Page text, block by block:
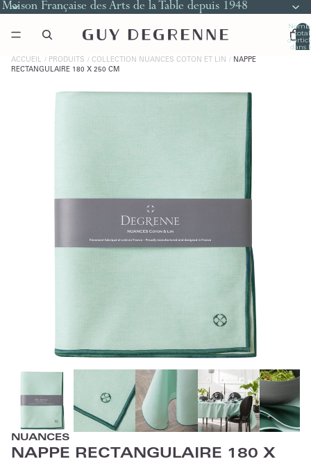
Maison Française des Arts de la Table depuis 1948
total
dans
ACCUEIL PRODUITS COLLECTION NUANCES COTON ET LIN
NAPPE
RECTANGULAIRE 180 X 250 CM
NUANCES
NAPPE RECTANGULAIRE 180 X